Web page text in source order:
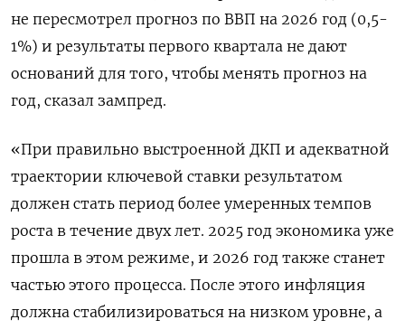
не пересмотрел прогноз по ВВП на 2026 год (0,5-
1%) и результаты первого квартала не дают
оснований для того, чтобы менять прогноз на
год, сказал зампред.
«При правильно выстроенной ДКП и адекватной
траектории ключевой ставки результатом
должен стать период более умеренных темпов
роста в течение двух лет. 2025 год экономика уже
прошла в этом режиме, и 2026 год также станет
частью этого ​процесса. После этого инфляция
должна стабилизироваться на ⁠низком уровне, а